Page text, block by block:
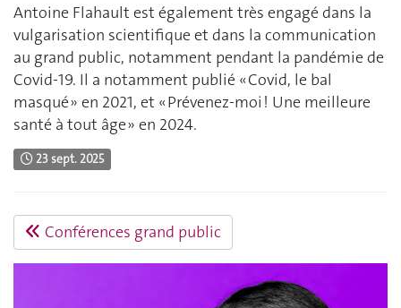
Antoine Flahault est également très engagé dans la
vulgarisation scientifique et dans la communication
au grand public, notamment pendant la pandémie de
Covid-19. Il a notamment publié « Covid, le bal
masqué » en 2021, et « Prévenez-moi ! Une meilleure
santé à tout âge » en 2024.
23 sept. 2025
Conférences grand public